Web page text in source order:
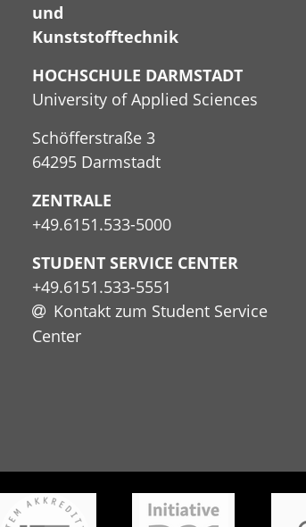
und
Kunststofftechnik
HOCHSCHULE DARMSTADT
University of Applied Sciences
Schöfferstraße 3
64295 Darmstadt
ZENTRALE
+49.6151.533-5000
STUDENT SERVICE CENTER
+49.6151.533-5551
Kontakt zum Student Service
Center